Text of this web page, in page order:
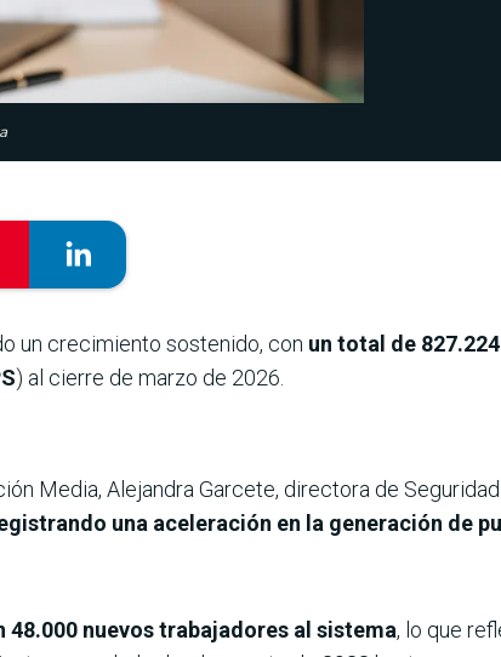
un crecimiento sostenido, con un total de
) al cierre de marzo de 2026.
Media, Alejandra Garcete, directora de
una aceleración en la generación de
nuevos trabajadores al sistema, lo que